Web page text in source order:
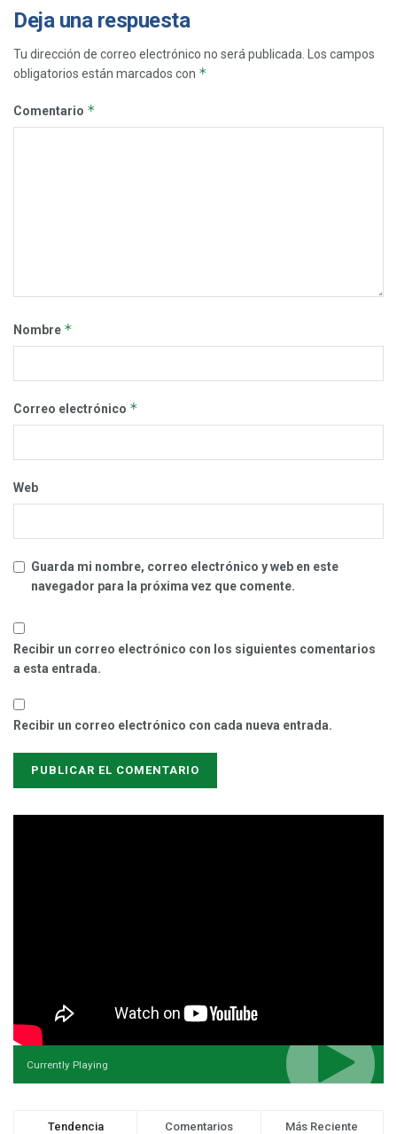
Deja una respuesta
Tu dirección de correo electrónico no será publicada.
Los campos
obligatorios están marcados con *
Comentario *
Nombre *
Correo electrónico *
Web
Guarda mi nombre, correo electrónico y web en este
navegador para la próxima vez que comente.
Recibir un correo electrónico con los siguientes comentarios
a esta entrada.
Recibir un correo electrónico con cada nueva entrada.
Currently Playing
Tendencia Comentarios Más Reciente